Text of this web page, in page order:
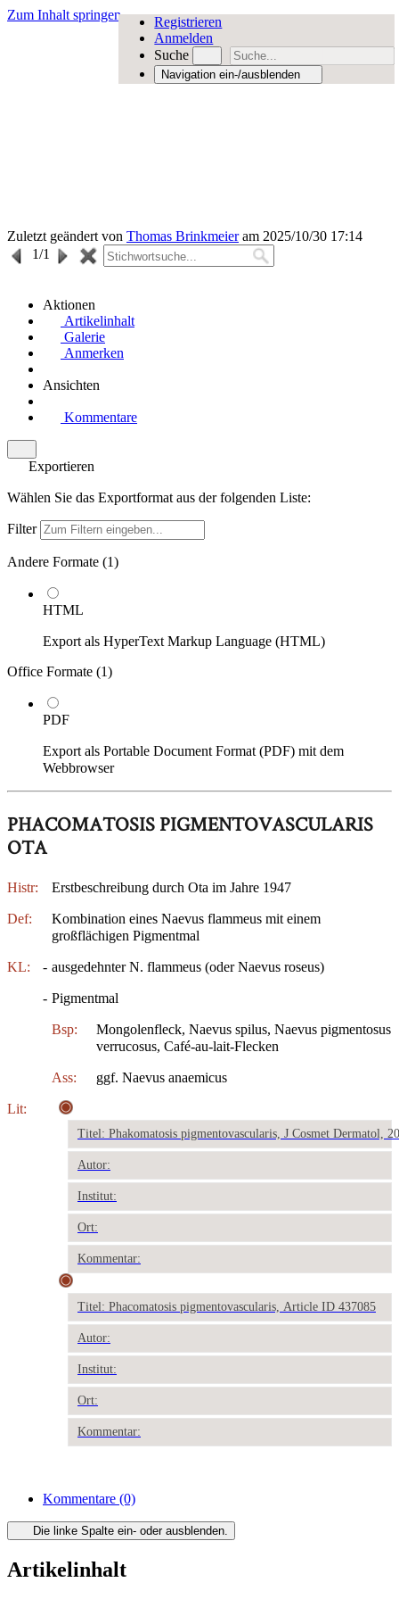
Zum Inhalt springen
Registrieren
Anmelden
Suche
Navigation ein-/ausblenden
Zuletzt geändert von Thomas Brinkmeieram 2025/10/30 17:14
1/1
Aktionen
Artikelinhalt
Galerie
Anmerken
Ansichten
Kommentare
Exportieren
Wählen Sie das Exportformat aus der folgenden Liste:
Filter
Andere Formate (1)
HTML
Export als HyperText Markup Language (HTML)
Office Formate (1)
PDF
Export als Portable Document Format (PDF) mit dem
Webbrowser
PHACOMATOSIS PIGMENTOVASCULARIS
OTA
Histr: Erstbeschreibung durch Ota im Jahre 1947
Def:
Kombination eines Naevus flammeus mit einem
großflächigen Pigmentmal
KL: - ausgedehnter N. flammeus (oder Naevus roseus)
- Pigmentmal
Bsp:
Mongolenfleck, Naevus spilus, Naevus pigmentosus
verrucosus, Café-au-lait-Flecken
Ass: ggf. Naevus anaemicus
Lit:
Titel: Phakomatosis pigmentovascularis, J Cosmet Dermatol,
Autor:
Institut:
Ort:
Kommentar:
Titel: Phacomatosis pigmentovascularis, Article ID 437085
Autor:
Institut:
Ort:
Kommentar:
Kommentare (0)
Die linke Spalte ein- oder ausblenden.
Artikelinhalt